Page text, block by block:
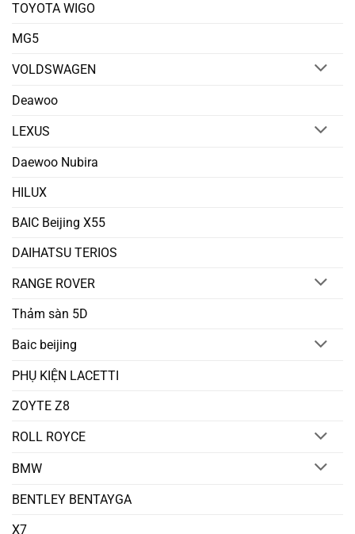
TOYOTA WIGO
MG5
VOLDSWAGEN
Deawoo
LEXUS
Daewoo Nubira
HILUX
BAIC Beijing X55
DAIHATSU TERIOS
RANGE ROVER
Thảm sàn 5D
Baic beijing
PHỤ KIỆN LACETTI
ZOYTE Z8
ROLL ROYCE
BMW
BENTLEY BENTAYGA
X7